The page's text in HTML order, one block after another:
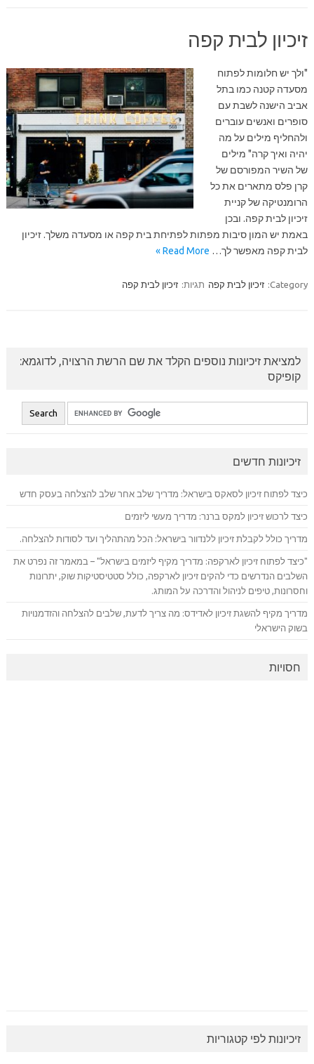
זיכיון לבית קפה
"ולך יש חלומות לפתוח
מסעדה קטנה כמו בתל
אביב הישנה לשבת עם
סופרים ואנשים עוברים
ולהחליף מילים על מה
יהיה ואיך קרה" מילים
של השיר המפורסם של
קרן פלס מתארים את כל
הרומנטיקה של קניית
זיכיון לבית קפה. ובכן
באמת יש המון סיבות מפתות לפתיחת בית קפה או מסעדה משלך. זיכיון
לבית קפה מאפשר לך… Read More »
Category: זיכיון לבית קפה תגיות: זיכיון לבית קפה
למציאת זיכיונות נוספים הקלד את שם הרשת הרצויה, לדוגמא:
קופיקס
זיכיונות חדשים
כיצד לפתוח זיכיון לסאקס בישראל: מדריך שלב אחר שלב להצלחה בעסק חדש
כיצד לרכוש זיכיון למקס ברנר: מדריך מעשי ליזמים
מדריך כולל לקבלת זיכיון ללנדוור בישראל: הכל מהתהליך ועד לסודות להצלחה.
"כיצד לפתוח זיכיון לארקפה: מדריך מקיף ליזמים בישראל" – במאמר זה נפרט את
השלבים הנדרשים כדי להקים זיכיון לארקפה, כולל סטטיסטיקות שוק, יתרונות
וחסרונות, טיפים לניהול והדרכה על המותג.
מדריך מקיף להשגת זיכיון לאדידס: מה צריך לדעת, שלבים להצלחה והזדמנויות
בשוק הישראלי
חסויות
זיכיונות לפי קטגוריות